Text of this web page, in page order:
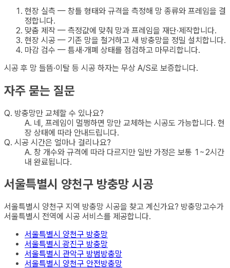
현장 실측 — 창틀 형태와 규격을 측정해 망 종류와 프레임을 결
정합니다.
맞춤 제작 — 측정값에 맞춰 망과 프레임을 재단·제작합니다.
현장 시공 — 기존 망을 철거하고 새 방충망을 정밀 설치합니다.
마감 검수 — 틈새·개폐 상태를 점검하고 마무리합니다.
시공 후 망 들뜸·이탈 등 시공 하자는 무상 A/S로 보증합니다.
자주 묻는 질문
Q. 방충망만 교체할 수 있나요?
A. 네, 프레임이 멀쩡하면 망만 교체하는 시공도 가능합니다. 현
장 상태에 따라 안내드립니다.
Q. 시공 시간은 얼마나 걸리나요?
A. 창 개수와 규격에 따라 다르지만 일반 가정은 보통 1~2시간
내 완료됩니다.
서울특별시 양천구 방충망 시공
서울특별시 양천구 지역 방충망 시공을 찾고 계신가요? 방충망고수가
서울특별시 전역에 시공 서비스를 제공합니다.
서울특별시 양천구 방충망
서울특별시 광진구 방충망
서울특별시 관악구 방범방충망
서울특별시 양천구 안전방충망